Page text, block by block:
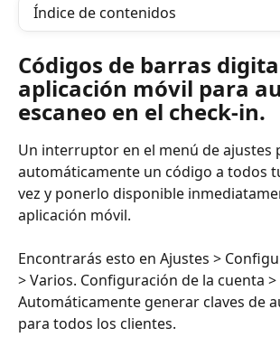
Índice de contenidos
Códigos de barras
aplicación móvil para
escaneo en el check-in.
Un interruptor en el menú de ajustes
automáticamente un código a todos
vez y ponerlo disponible
aplicación móvil.
Encontrarás esto en Ajustes >
> Varios. Configuración de la cuenta
Automáticamente generar claves de
para todos los clientes.